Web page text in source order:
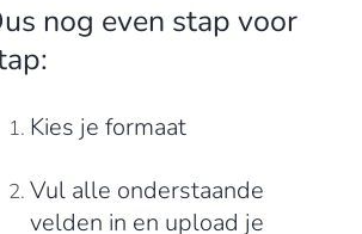
nog even stap voor
Kies je formaat
Vul alle onderstaande
velden in en upload je